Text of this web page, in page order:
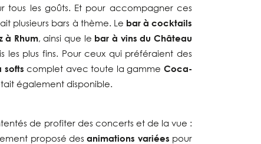
tous les goûts. Et pour accompagner ces
plusieurs bars à thème. Le bar à cocktails
à Rhum, ainsi que le bar à vins du Château
les plus fins. Pour ceux qui préféraient des
softs complet avec toute la gammeCoca-
également disponible.
de profiter des concerts et de la vue :
proposé desanimations variées pour